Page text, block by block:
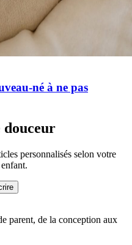
né à ne pas
douceur
personnalisés selon votre
parent, de la conception aux